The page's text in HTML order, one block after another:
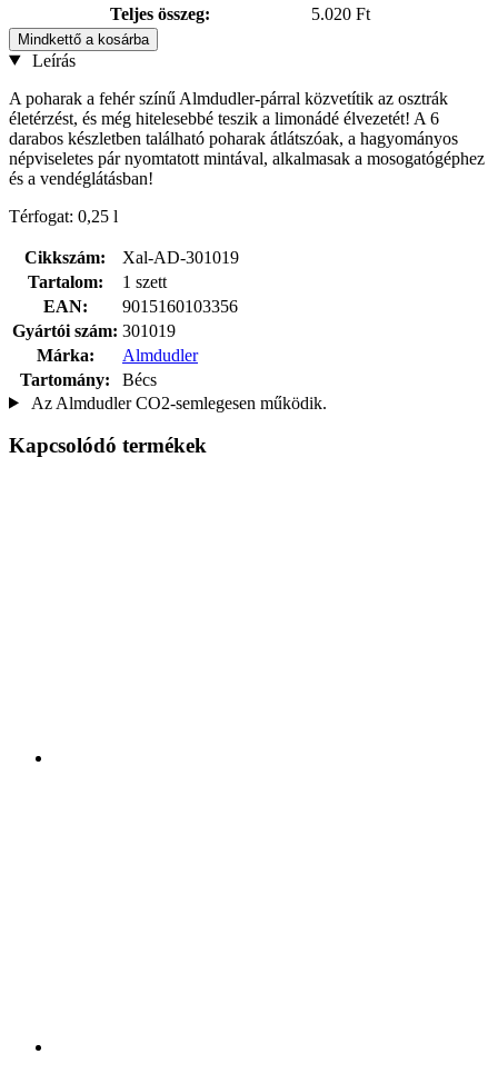
Teljes összeg:
5.020 Ft
Mindkettő a kosárba
Leírás
A poharak a fehér színű Almdudler-párral közvetítik az osztrák
életérzést, és még hitelesebbé teszik a limonádé élvezetét! A 6
darabos készletben található poharak átlátszóak, a hagyományos
népviseletes pár nyomtatott mintával, alkalmasak a mosogatógéphez
és a vendéglátásban!
Térfogat: 0,25 l
Cikkszám:
Xal-AD-301019
Tartalom:
1 szett
EAN:
9015160103356
Gyártói szám: 301019
Márka:
Almdudler
Tartomány:
Bécs
Az Almdudler CO2-semlegesen működik.
Kapcsolódó termékek